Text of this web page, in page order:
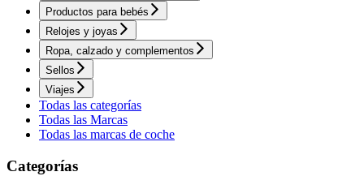
Productos para bebés
Relojes y joyas
Ropa, calzado y complementos
Sellos
Viajes
Todas las categorías
Todas las Marcas
Todas las marcas de coche
Categorías